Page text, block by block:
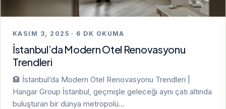
KASIM 3, 2025 · 6 DK OKUMA
İstanbul’da Modern Otel Renovasyonu
Trendleri
🏨 İstanbul’da Modern Otel Renovasyonu Trendleri |
Hangar Group İstanbul, geçmişle geleceği aynı çatı altında
buluşturan bir dünya metropolü…